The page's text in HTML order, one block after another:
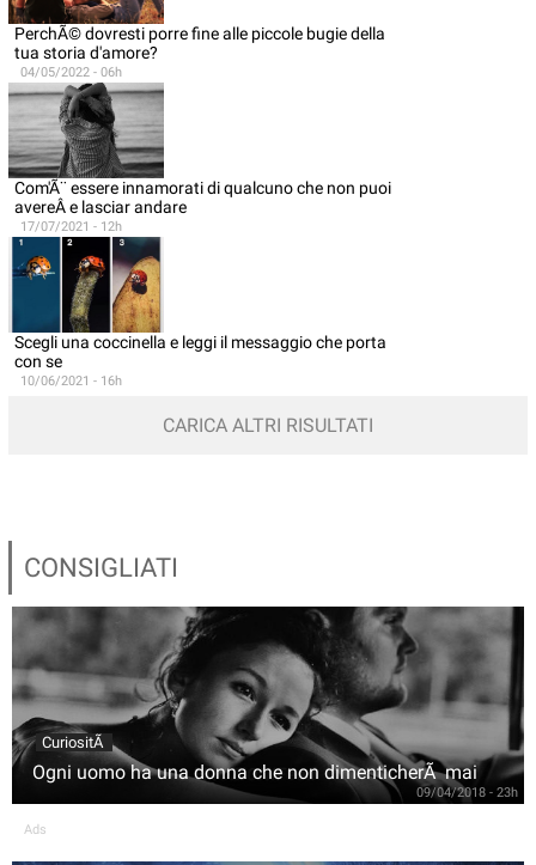
PerchÃ© dovresti porre fine alle piccole bugie della
tua storia d'amore?
04/05/2022 - 06h
Com'Ã¨ essere innamorati di qualcuno che non puoi
avereÂ e lasciar andare
17/07/2021 - 12h
Scegli una coccinella e leggi il messaggio che porta
con se
10/06/2021 - 16h
CARICA ALTRI RISULTATI
CONSIGLIATI
CuriositÃ
Ogni uomo ha una donna che non dimenticherÃ mai
09/04/2018 - 23h
Ads